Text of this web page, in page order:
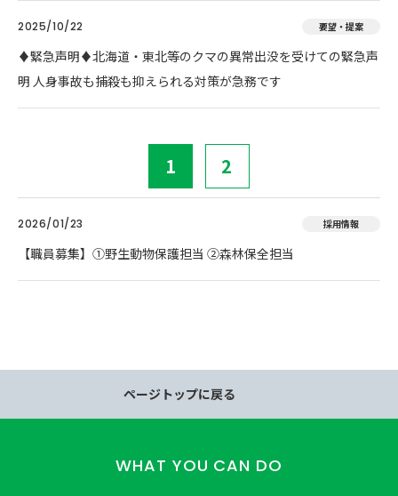
2025/10/22 要望・提案
♦️緊急声明♦️北海道・東北等のクマの異常出没を受けての緊急声
明 人身事故も捕殺も抑えられる対策が急務です
1 2
2026/01/23 採用情報
【職員募集】①野生動物保護担当 ②森林保全担当
ページトップに戻る
WHAT YOU CAN DO